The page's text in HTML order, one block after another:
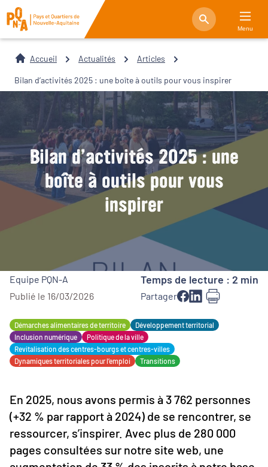
Menu
Accueil Actualités Articles
Bilan d’activités 2025 : une boîte à outils pour vous inspirer
Bilan d’activités 2025 : une
boîte à outils pour vous
inspirer
Equipe PQN-A
Publié le 16/03/2026
Temps de lecture : 2 min
Partager
Démarches alimentaires de territoire
Développement territorial
Inclusion numérique
Politique de la ville
Revitalisation des centres-bourgs et centres-villes
Dynamiques territoriales pour l’emploi
Transitions
En 2025, nous avons permis à 3 762 personnes
(+32 % par rapport à 2024) de se rencontrer, se
ressourcer, s’inspirer. Avec plus de 280 000
pages consultées sur notre site web, une